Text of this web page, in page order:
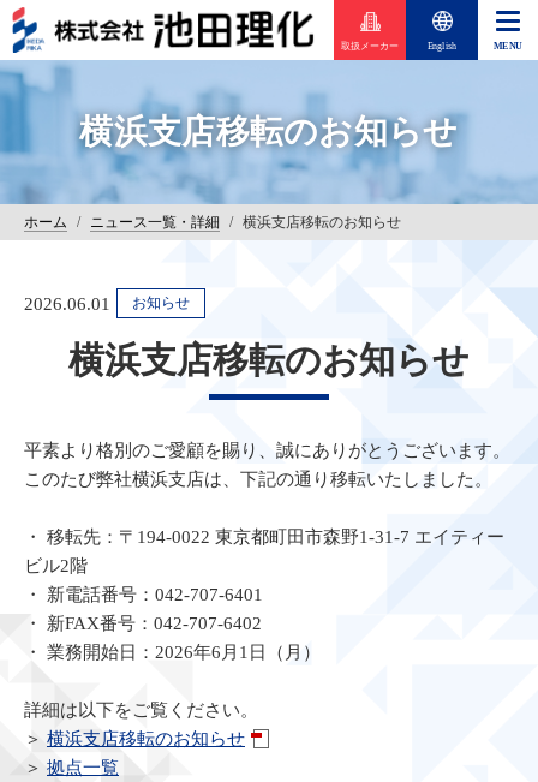
取扱メーカー English
横浜支店移転のお知らせ
ホーム / ニュース一覧・詳細 / 横浜支店移転のお知らせ
2026.06.01 お知らせ
横浜支店移転のお知らせ
平素より格別のご愛顧を賜り、誠にありがとうございます。
このたび弊社横浜支店は、下記の通り移転いたしました。
・ 移転先：〒194-0022 東京都町田市森野1-31-7 エイティー
ビル2階
・ 新電話番号：042-707-6401
・ 新FAX番号：042-707-6402
・ 業務開始日：2026年6月1日（月）
詳細は以下をご覧ください。
＞ 横浜支店移転のお知らせ
＞ 拠点一覧